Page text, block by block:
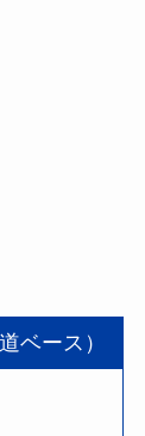
ベース）